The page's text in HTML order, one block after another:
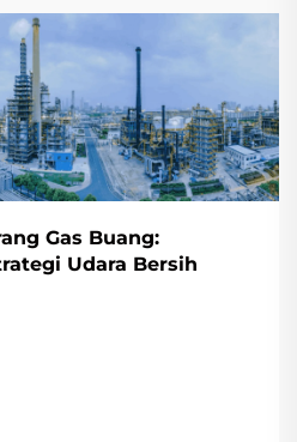
Gas Buang:
Udara Bersih